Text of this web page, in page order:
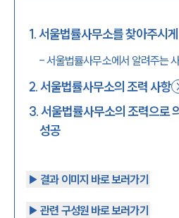
1.서울법률사무소를 찾아주시게
-서울법률사무소에서 알려주는
2.서울법률사무소의 조력 사항
3.서울법률사무소의 조력으로
성공
▶︎ 결과 이미지 바로 보러가기
▶︎ 관련 구성원 바로 보러가기